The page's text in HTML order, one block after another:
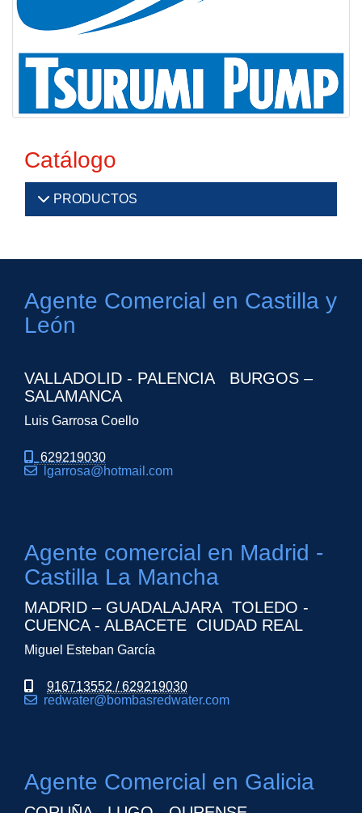
Catálogo
PRODUCTOS
Agente Comercial en Castilla y
León
VALLADOLID - PALENCIA BURGOS –
SALAMANCA
Luis Garrosa Coello
629219030
lgarrosa
hotmail.com
Agente comercial en Madrid -
Castilla La Mancha
MADRID – GUADALAJARA TOLEDO -
CUENCA - ALBACETE CIUDAD REAL
Miguel Esteban García
916713552 / 629219030
redwater
bombasredwater.com
Agente Comercial en Galicia